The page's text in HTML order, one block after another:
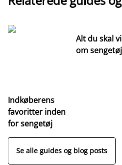
Indkøberens
favoritter inden
for sengetøj
Alt du skal
om sengetøj
Se alle guides og blog posts